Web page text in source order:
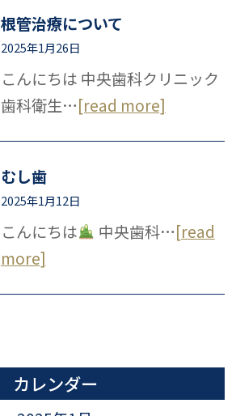
根管治療について
2025年1月26日
こんにちは 中央歯科クリニック
歯科衛生…[read more]
むし歯
2025年1月12日
こんにちは 中央歯科…[read
more]
カレンダー